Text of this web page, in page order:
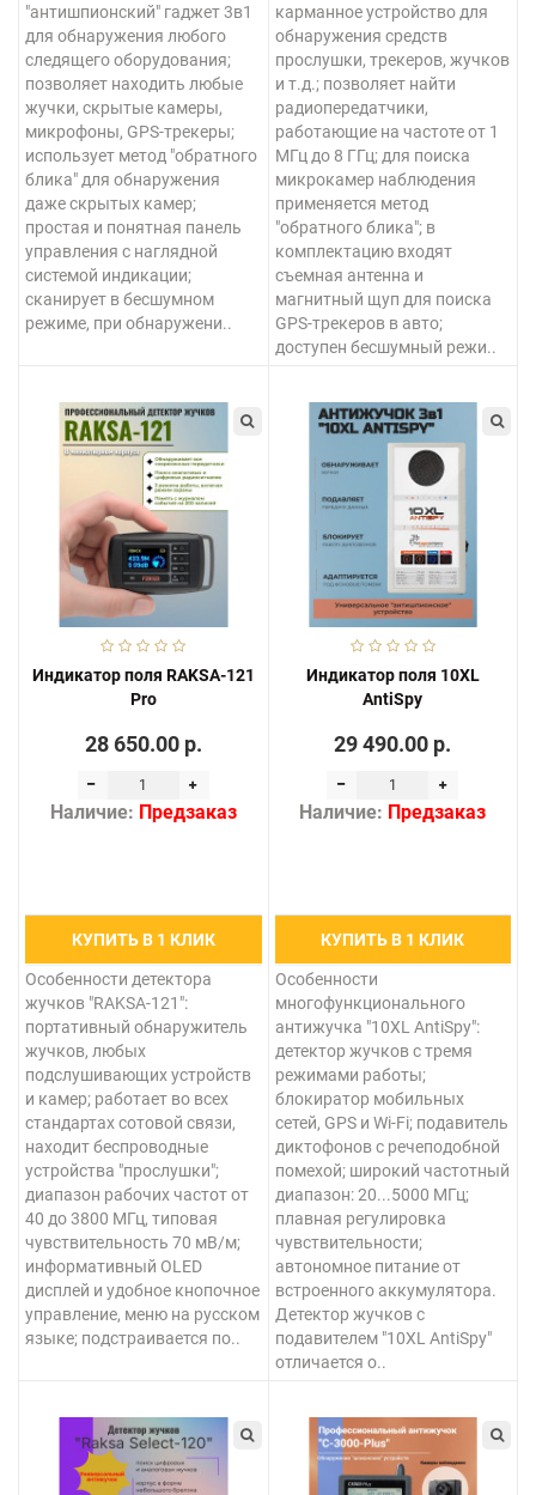
"антишпионский" гаджет 3в1
для обнаружения любого
следящего оборудования;
позволяет находить любые
жучки, скрытые камеры,
микрофоны, GPS-трекеры;
использует метод "обратного
блика" для обнаружения
даже скрытых камер;
простая и понятная панель
управления с наглядной
системой индикации;
сканирует в бесшумном
режиме, при обнаружени..
карманное устройство для
обнаружения средств
прослушки, трекеров, жучков
и т.д.; позволяет найти
радиопередатчики,
работающие на частоте от 1
МГц до 8 ГГц; для поиска
микрокамер наблюдения
применяется метод
"обратного блика"; в
комплектацию входят
съемная антенна и
магнитный щуп для поиска
GPS-трекеров в авто;
доступен бесшумный режи..
Индикатор поля RAKSA-121
Pro
28 650.00 р.
Наличие: Предзаказ
КУПИТЬ В 1 КЛИК
Особенности детектора
жучков "RAKSA-121":
портативный обнаружитель
жучков, любых
подслушивающих устройств
и камер; работает во всех
стандартах сотовой связи,
находит беспроводные
устройства "прослушки";
диапазон рабочих частот от
40 до 3800 МГц, типовая
чувствительность 70 мВ/м;
информативный OLED
дисплей и удобное кнопочное
управление, меню на русском
языке; подстраивается по..
Индикатор поля 10XL
AntiSpy
29 490.00 р.
Наличие: Предзаказ
КУПИТЬ В 1 КЛИК
Особенности
многофункционального
антижучка "10XL AntiSpy":
детектор жучков с тремя
режимами работы;
блокиратор мобильных
сетей, GPS и Wi-Fi; подавитель
диктофонов с речеподобной
помехой; широкий частотный
диапазон: 20...5000 МГц;
плавная регулировка
чувствительности;
автономное питание от
встроенного аккумулятора.
Детектор жучков с
подавителем "10XL AntiSpy"
отличается о..